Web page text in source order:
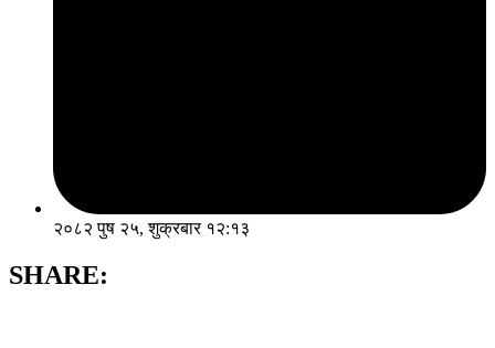
२०८२ पुष २५, शुक्रबार १२:१३
SHARE: